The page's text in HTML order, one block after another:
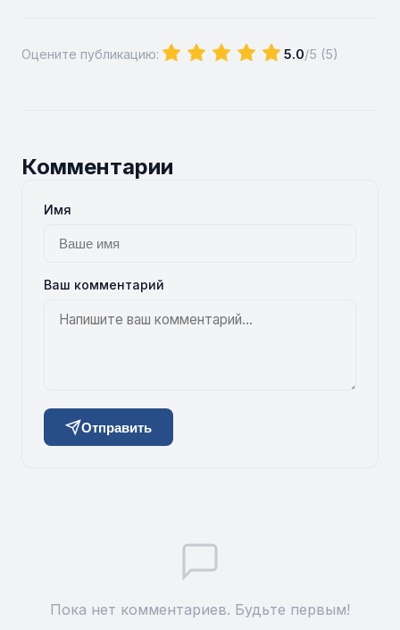
Оцените публикацию: 5.0/5 (5)
Комментарии
Имя
Ваш комментарий
Отправить
Пока нет комментариев. Будьте первым!